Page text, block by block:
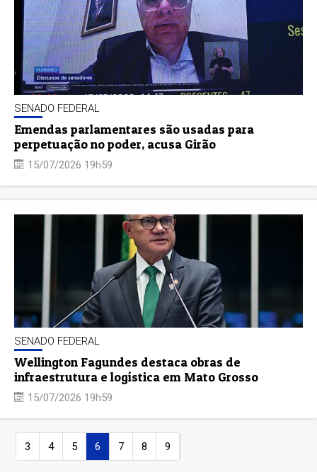
SENADO FEDERAL
Emendas parlamentares são usadas para
perpetuação no poder, acusa Girão
15/07/2026 19h59
SENADO FEDERAL
Wellington Fagundes destaca obras de
infraestrutura e logística em Mato Grosso
15/07/2026 19h59
3 4 5 6 7 8 9